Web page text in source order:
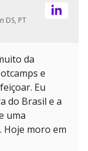
DS, PT
da
e
Eu
do Brasil e a
uma
Hoje moro em